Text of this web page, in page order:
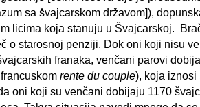
sa švajcarskom državom]),
licima koja stanuju u Švajcarskoj.
o starosnoj penziji. Dok oni koji nisu
franaka, venčani parovi
rente du couple), koja iznosi
oni koji su venčani dobijaju 1170